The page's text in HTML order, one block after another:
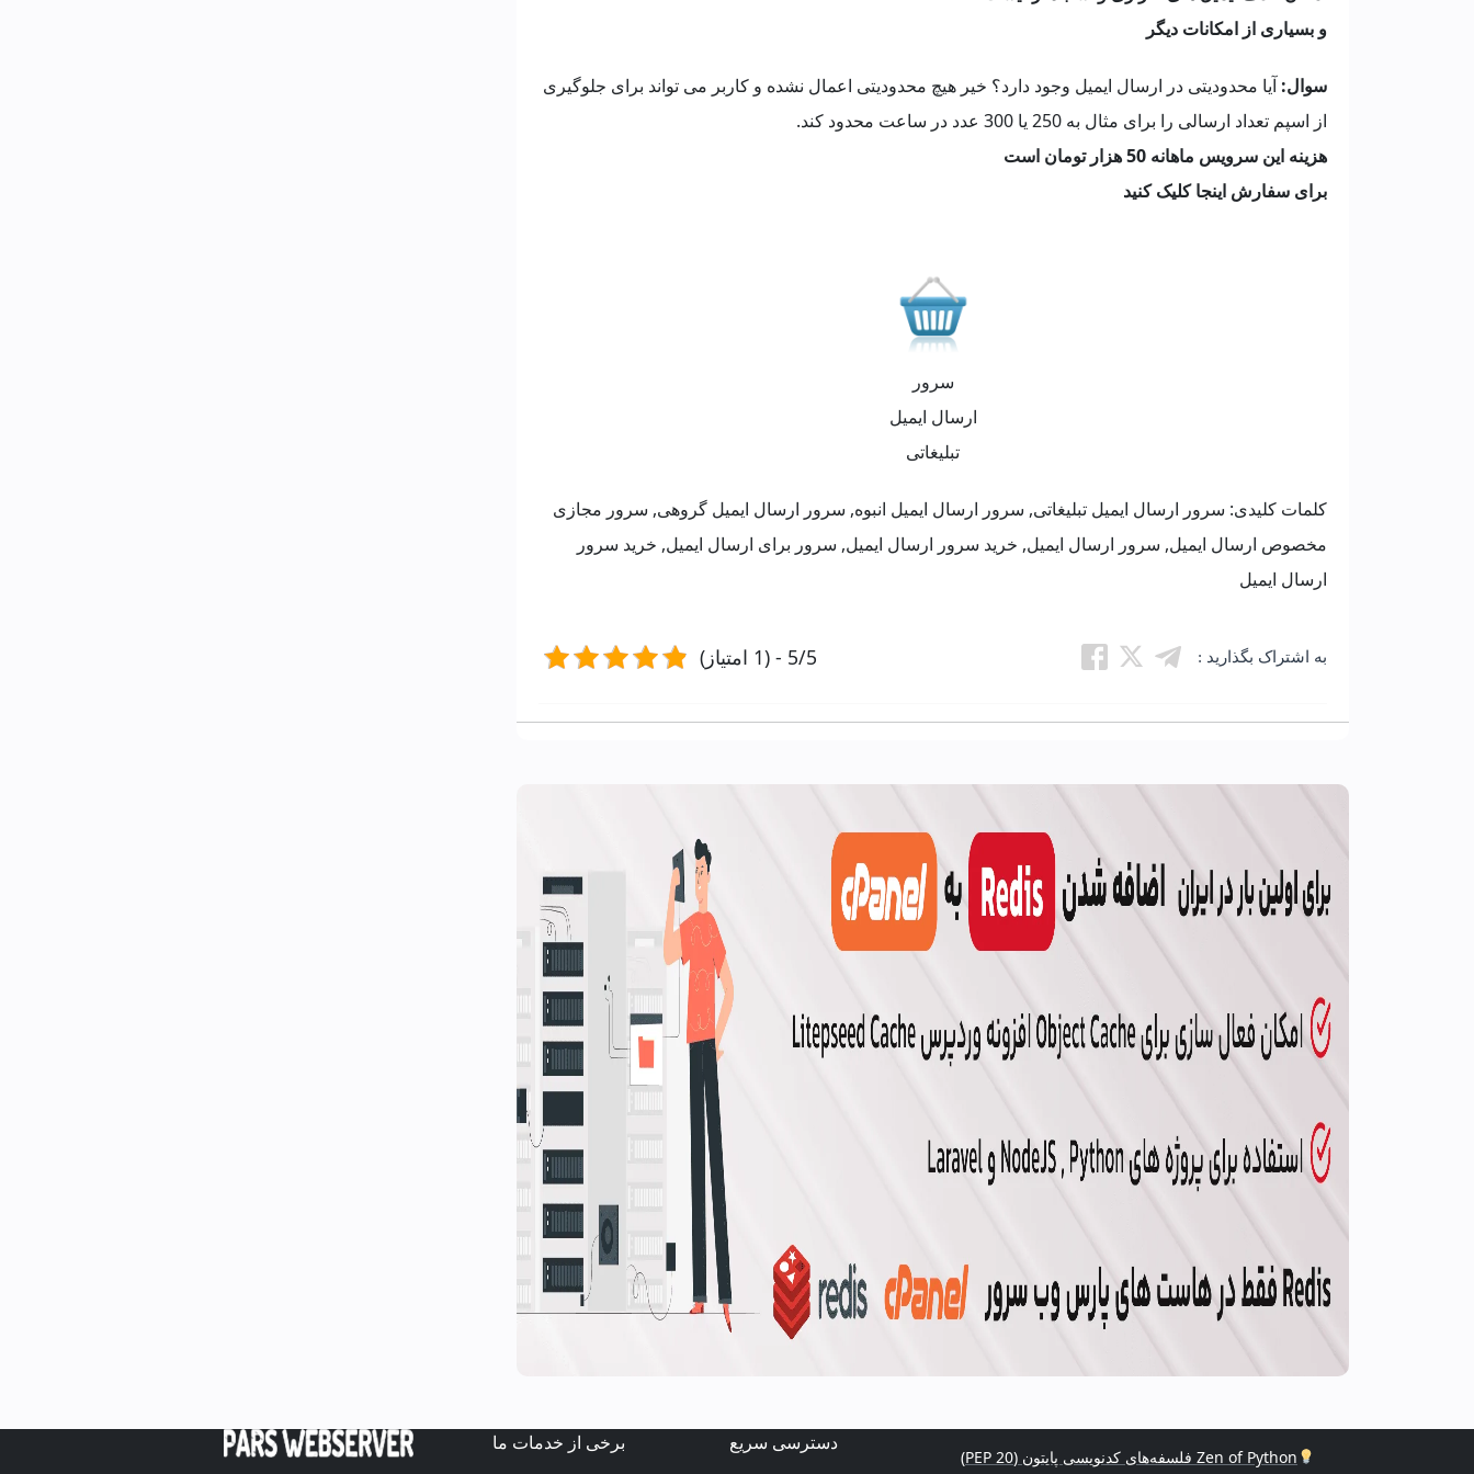
و بسیاری از امکانات دیگر
سوال: آیا محدودیتی در ارسال ایمیل وجود دارد؟ خیر هیچ محدودیتی اعمال نشده و کاربر می تواند برای جلوگیری
از اسپم تعداد ارسالی را برای مثال به 250 یا 300 عدد در ساعت محدود کند.
هزینه این سرویس ماهانه 50 هزار تومان است
برای سفارش اینجا کلیک کنید
سرور
ارسال ایمیل
تبلیغاتی
کلمات کلیدی: سرور ارسال ایمیل تبلیغاتی, سرور ارسال ایمیل انبوه, سرور ارسال ایمیل گروهی, سرور مجازی
مخصوص ارسال ایمیل, سرور ارسال ايميل, خرید سرور ارسال ایمیل, سرور برای ارسال ایمیل, خرید سرور
ارسال ایمیل
5/5 - (1 امتیاز) به اشتراک بگذارید :
Zen of Python فلسفه‌های کدنویسی پایتون (PEP 20)
دسترسی سریع
برخی از خدمات ما